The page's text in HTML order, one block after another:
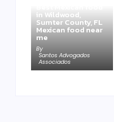
in Wildwood,
Sumter County, FL
Mexican food near
me
By
Santos Advogados
Associados